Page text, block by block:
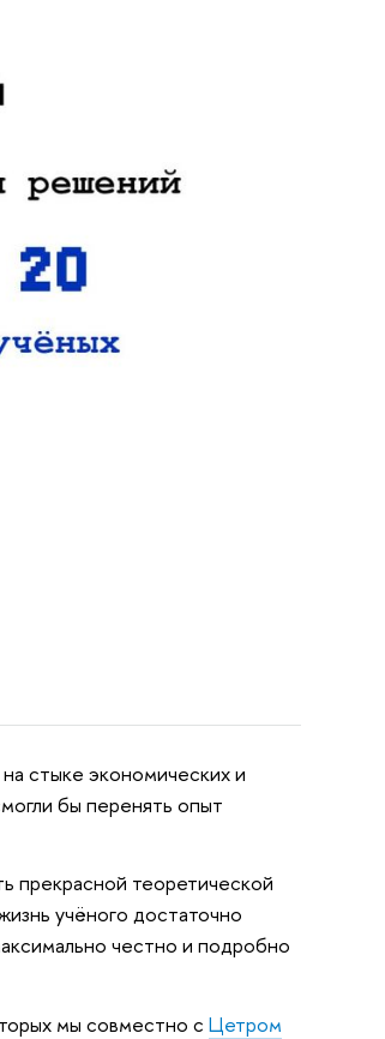
стыке экономических и
бы перенять опыт
прекрасной теоретической
учёного достаточно
честно и подробно
мы совместно с Цетром